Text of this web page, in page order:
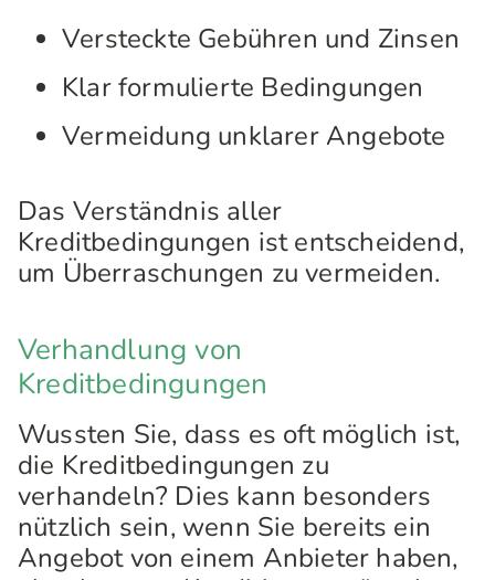
Versteckte Gebühren und Zinsen
Klar formulierte Bedingungen
Vermeidung unklarer Angebote
Das Verständnis aller
Kreditbedingungen ist entscheidend,
um Überraschungen zu vermeiden.
Verhandlung von
Kreditbedingungen
Wussten Sie, dass es oft möglich ist,
die Kreditbedingungen zu
verhandeln? Dies kann besonders
nützlich sein, wenn Sie bereits ein
Angebot von einem Anbieter haben,